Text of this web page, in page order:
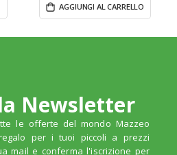
AGGIUNGI AL CARRELLO
Newsletter
le offerte del mondo Mazzeo
per i tuoi piccoli a prezzi
mail e conferma l'iscrizione per